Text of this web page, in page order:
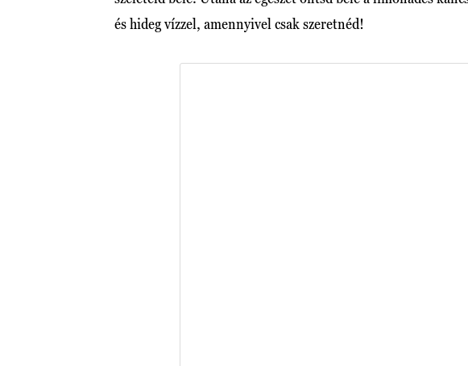
és hideg vízzel, amennyivel csak szeretnéd!